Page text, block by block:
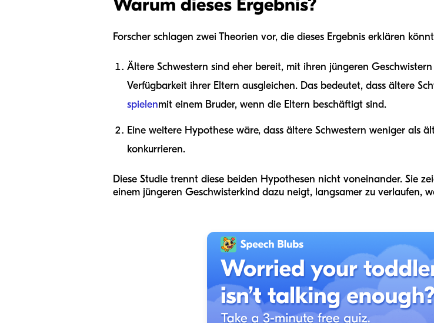
Warum dieses Ergebnis?
Forscher schlagen zwei Theorien vor, die dieses Ergebnis erklären
Ältere Schwestern sind eher bereit, mit ihren jüngeren
Verfügbarkeit ihrer Eltern ausgleichen. Das bedeutet, dass ältere
spielenmit einem Bruder, wenn die Eltern beschäftigt sind.
Eine weitere Hypothese wäre, dass ältere Schwestern weniger als
konkurrieren.
Diese Studie trennt diese beiden Hypothesen nicht voneinander. Sie
einem jüngeren Geschwisterkind dazu neigt, langsamer zu verlaufen,